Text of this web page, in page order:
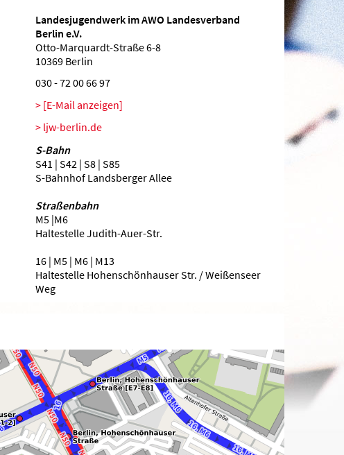
Landesjugendwerk im AWO Landesverband
Berlin e.V.
Otto-Marquardt-Straße 6-8
10369 Berlin
030 - 72 00 66 97
[E-Mail anzeigen]
ljw-berlin.de
S-Bahn
S41 | S42 | S8 | S85
S-Bahnhof Landsberger Allee
Straßenbahn
M5 |M6
Haltestelle Judith-Auer-Str.
16 | M5 | M6 | M13
Haltestelle Hohenschönhauser Str. / Weißenseer
Weg